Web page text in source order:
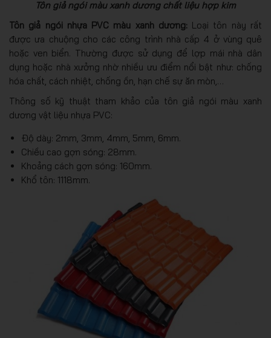
Tôn giả ngói màu xanh dương chất liệu hợp kim
Tôn giả ngói nhựa PVC màu xanh dương: Loại tôn này rất
được ưa chuộng cho các công trình nhà cấp 4 ở vùng quê
hoặc ven biển. Thường được sử dụng để lợp mái nhà dân
dụng hoặc nhà xưởng nhờ nhiều ưu điểm nổi bật như: chống
hóa chất, cách nhiệt, chống ồn, hạn chế sự ăn mòn,…
Thông số kỹ thuật tham khảo của tôn giả ngói màu xanh
dương vật liệu nhựa PVC:
Độ dày: 2mm, 3mm, 4mm, 5mm, 6mm.
Chiều cao gợn sóng: 28mm.
Khoảng cách gợn sóng: 160mm.
Khổ tôn: 1118mm.